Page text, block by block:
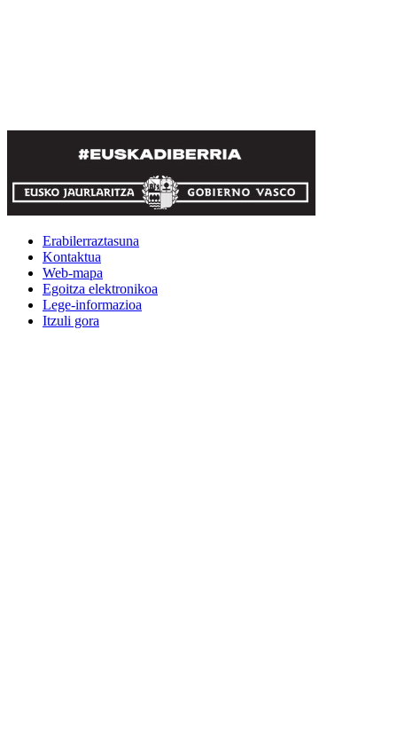
Erabilerraztasuna
Kontaktua
Web-mapa
Egoitza elektronikoa
Lege-informazioa
Itzuli gora